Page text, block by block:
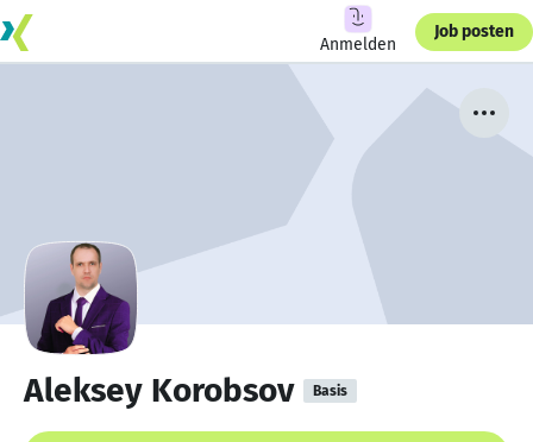
Anmelden
Job posten
Aleksey Korobsov Basis